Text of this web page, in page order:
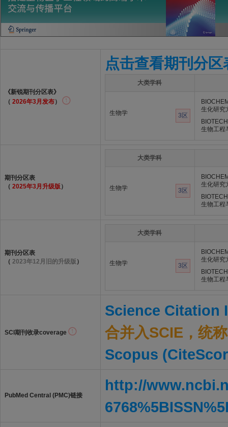
《新锐期刊分区表》
（ 2026年3月发布）
点击查看期刊分区
大类学科
生物学 3区
生化研究
生物工程
期刊分区表
（ 2025年3月升级版 ）
大类学科
生物学 3区
生化研究
生物工程
期刊分区表
（ 2023年12月旧的升级版 ）
大类学科
生物学 3区
生化研究
生物工程
SCI期刊收录coverage
Science Citation
合并入SCIE，统
Scopus
PubMed Central (PMC)链接
http://